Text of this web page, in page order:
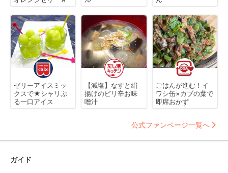
ゼリーアイスミッ
クスで★シャリぷ
る一口アイス
【減塩】なすと絹
揚げのピリ辛お味
噌汁
ごはんが進む！イ
ワシ缶×カブの葉で
即席おかず
公式ファンページ一覧へ
ガイド